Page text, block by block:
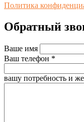
Политика
Обратный
Ваше имя
Ваш телефон *
вашу потребность и